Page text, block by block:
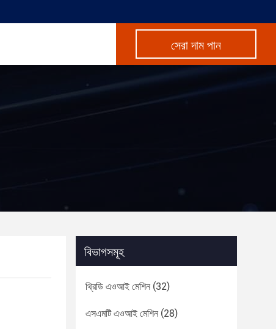
সেরা দাম পান
বিভাগসমূহ
থ্রিডি এওআই মেশিন (32)
এসএমটি এওআই মেশিন (28)